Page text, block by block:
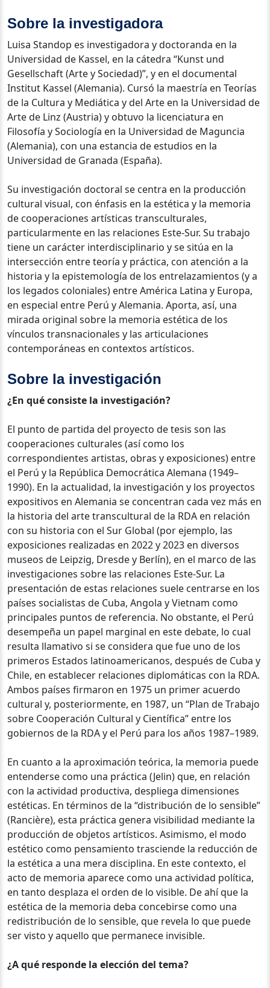
Sobre la investigadora
Luisa Standop es investigadora y doctoranda en la
Universidad de Kassel, en la cátedra “Kunst und
Gesellschaft (Arte y Sociedad)”, y en el documental
Institut Kassel (Alemania). Cursó la maestría en Teorías
de la Cultura y Mediática y del Arte en la Universidad de
Arte de Linz (Austria) y obtuvo la licenciatura en
Filosofía y Sociología en la Universidad de Maguncia
(Alemania), con una estancia de estudios en la
Universidad de Granada (España).
Su investigación doctoral se centra en la producción
cultural visual, con énfasis en la estética y la memoria
de cooperaciones artísticas transculturales,
particularmente en las relaciones Este-Sur. Su trabajo
tiene un carácter interdisciplinario y se sitúa en la
intersección entre teoría y práctica, con atención a la
historia y la epistemología de los entrelazamientos (y a
los legados coloniales) entre América Latina y Europa,
en especial entre Perú y Alemania. Aporta, así, una
mirada original sobre la memoria estética de los
vínculos transnacionales y las articulaciones
contemporáneas en contextos artísticos.
Sobre la investigación
¿En qué consiste la investigación?
El punto de partida del proyecto de tesis son las
cooperaciones culturales (así como los
correspondientes artistas, obras y exposiciones) entre
el Perú y la República Democrática Alemana (1949–
1990). En la actualidad, la investigación y los proyectos
expositivos en Alemania se concentran cada vez más en
la historia del arte transcultural de la RDA en relación
con su historia con el Sur Global (por ejemplo, las
exposiciones realizadas en 2022 y 2023 en diversos
museos de Leipzig, Dresde y Berlín), en el marco de las
investigaciones sobre las relaciones Este-Sur. La
presentación de estas relaciones suele centrarse en los
países socialistas de Cuba, Angola y Vietnam como
principales puntos de referencia. No obstante, el Perú
desempeña un papel marginal en este debate, lo cual
resulta llamativo si se considera que fue uno de los
primeros Estados latinoamericanos, después de Cuba y
Chile, en establecer relaciones diplomáticas con la RDA.
Ambos países firmaron en 1975 un primer acuerdo
cultural y, posteriormente, en 1987, un “Plan de Trabajo
sobre Cooperación Cultural y Científica” entre los
gobiernos de la RDA y el Perú para los años 1987–1989.
En cuanto a la aproximación teórica, la memoria puede
entenderse como una práctica (Jelin) que, en relación
con la actividad productiva, despliega dimensiones
estéticas. En términos de la “distribución de lo sensible”
(Rancière), esta práctica genera visibilidad mediante la
producción de objetos artísticos. Asimismo, el modo
estético como pensamiento trasciende la reducción de
la estética a una mera disciplina. En este contexto, el
acto de memoria aparece como una actividad política,
en tanto desplaza el orden de lo visible. De ahí que la
estética de la memoria deba concebirse como una
redistribución de lo sensible, que revela lo que puede
ser visto y aquello que permanece invisible.
¿A qué responde la elección del tema?